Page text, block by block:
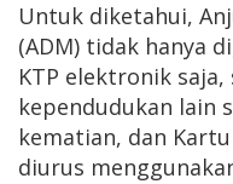
Untuk diketahui,
(ADM) tidak hanya
KTP elektronik
kependudukan lain
kematian, dan
diurus